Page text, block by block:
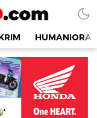
HUMANIORA